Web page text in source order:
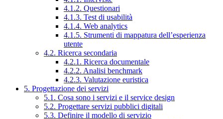
4.1.2. Questionari
4.1.3. Test di usabilità
4.1.4. Web analytics
4.1.5. Strumenti di mappatura dell’esperienza
utente
4.2. Ricerca secondaria
4.2.1. Ricerca documentale
4.2.2. Analisi benchmark
4.2.3. Valutazione euristica
5. Progettazione dei servizi
5.1. Cosa sono i servizi e il service design
5.2. Progettare servizi pubblici digitali
5.3. Definire il modello di servizio